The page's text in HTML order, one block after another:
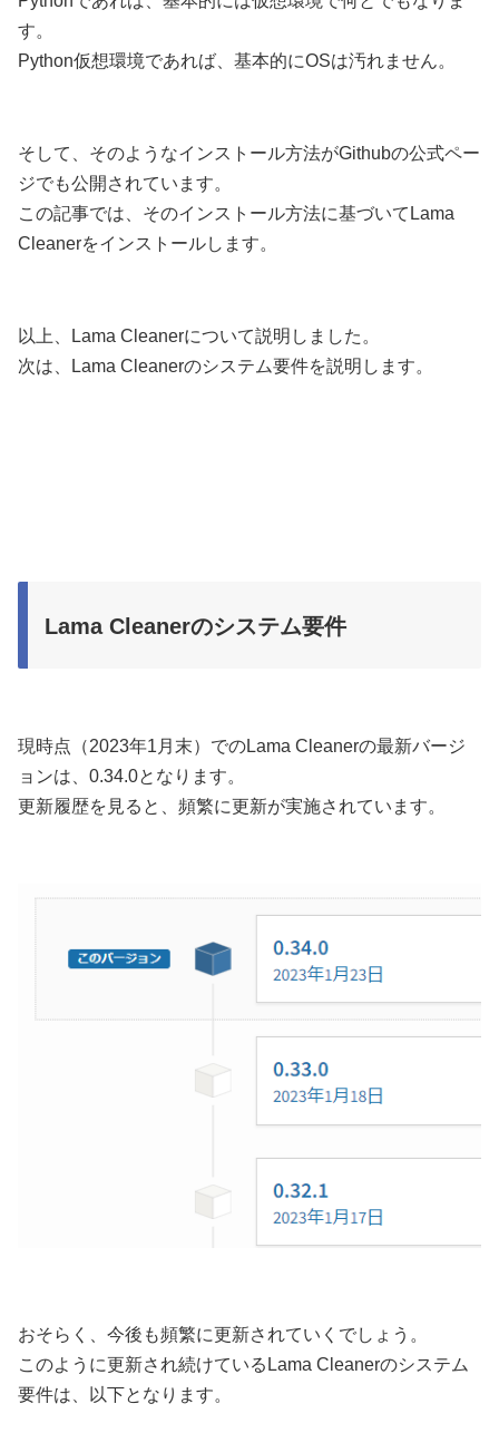
す。
Python仮想環境であれば、基本的にOSは汚れません。
そして、そのようなインストール方法がGithubの公式ペー
ジでも公開されています。
この記事では、そのインストール方法に基づいてLama
Cleanerをインストールします。
以上、Lama Cleanerについて説明しました。
次は、Lama Cleanerのシステム要件を説明します。
Lama Cleanerのシステム要件
現時点（2023年1月末）でのLama Cleanerの最新バージ
ョンは、0.34.0となります。
更新履歴を見ると、頻繁に更新が実施されています。
おそらく、今後も頻繁に更新されていくでしょう。
このように更新され続けているLama Cleanerのシステム
要件は、以下となります。